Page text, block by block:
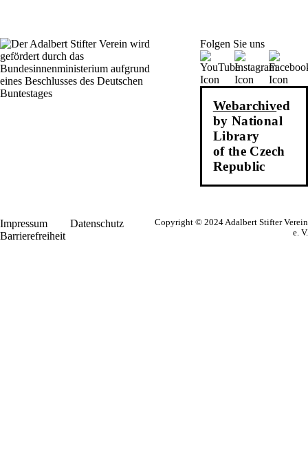
Folgen Sie uns
Webarchived
by National
Library
of the Czech
Republic
Impressum
Datenschutz
Barrierefreiheit
Copyright © 2024 Adalbert Stifter Verein
e. V.